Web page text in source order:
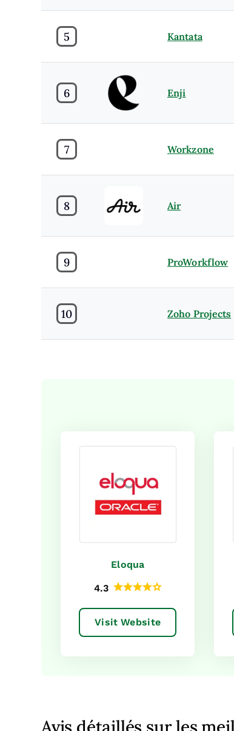
5 Kantata
6 Enji
7 Workzone
8 Air
9 ProWorkflow
10 Zoho Projects
Eloqua
4.3
Visit Website
Avis détaillés sur les